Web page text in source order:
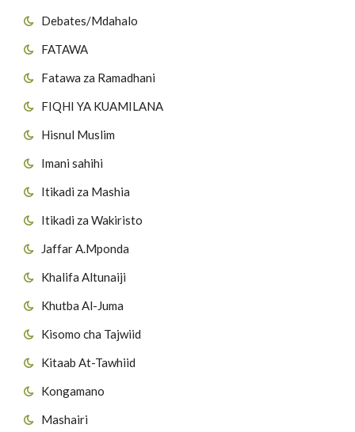
Debates/Mdahalo
FATAWA
Fatawa za Ramadhani
FIQHI YA KUAMILANA
Hisnul Muslim
Imani sahihi
Itikadi za Mashia
Itikadi za Wakiristo
Jaffar A.Mponda
Khalifa Altunaiji
Khutba Al-Juma
Kisomo cha Tajwiid
Kitaab At-Tawhiid
Kongamano
Mashairi